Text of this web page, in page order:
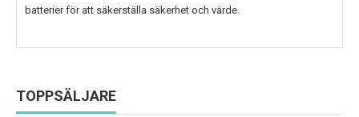
batterier för att säkerställa säkerhet och värde.
TOPPSÄLJARE